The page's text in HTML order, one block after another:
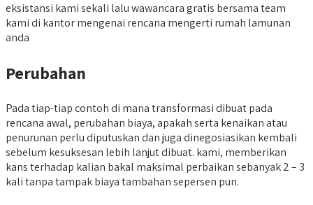
eksistansi kami sekali lalu wawancara gratis bersama team
kami di kantor mengenai rencana mengerti rumah lamunan
anda
Perubahan
Pada tiap-tiap contoh di mana transformasi dibuat pada
rencana awal, perubahan biaya, apakah serta kenaikan atau
penurunan perlu diputuskan dan juga dinegosiasikan kembali
sebelum kesuksesan lebih lanjut dibuat. kami, memberikan
kans terhadap kalian bakal maksimal perbaikan sebanyak 2 – 3
kali tanpa tampak biaya tambahan sepersen pun.